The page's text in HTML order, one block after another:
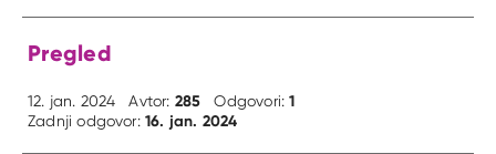
Pregled
12. jan. 2024 Avtor: 285 Odgovori:1
Zadnji odgovor:16. jan. 2024